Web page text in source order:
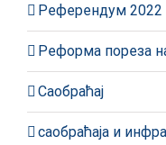
Референдум 2022
Реформа пореза
Саобраћај
саобраћаја и